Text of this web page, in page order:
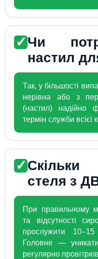
✓Чи
настил
Так, у більшості
нерівна або з
(настил) надійно
термін служби всієї
✓
стеля з
При правильному
та відсутності
прослужити
Головне —
регулярно